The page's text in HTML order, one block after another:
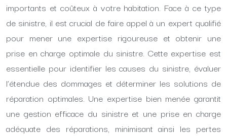
importants et coûteux à votre habitation. Face à ce type
de sinistre, il est crucial de faire appel à un expert qualifié
pour mener une expertise rigoureuse et obtenir une
prise en charge optimale du sinistre. Cette expertise est
essentielle pour identifier les causes du sinistre, évaluer
l’étendue des dommages et déterminer les solutions de
réparation optimales. Une expertise bien menée garantit
une gestion efficace du sinistre et une prise en charge
adéquate des réparations, minimisant ainsi les pertes